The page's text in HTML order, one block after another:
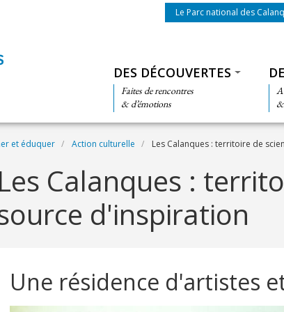
Menu du parc
Le Parc national des
DES DÉCOUVERTES
Faites de rencontres
& d’émotions
et éduquer Action culturelle Les Calanques : territoire de
Les Calanques :
d'inspiration
Une résidence d'artistes